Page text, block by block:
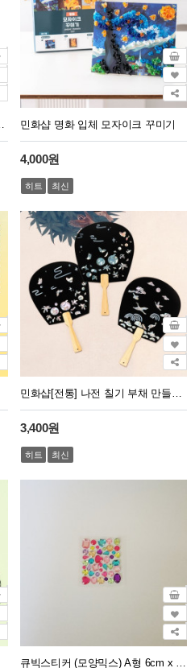
민화샵 명화 입체 모자이크 꾸미기
4,000원
히트 최신
민화샵[전통] 나전 칠기 부채 만들기 일반형 (수박, 학)
3,400원
히트 최신
큐빅스티커 (모양믹스) A형 6cm x 7.5cm